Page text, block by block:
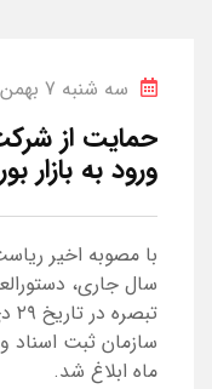
سه شنبه 7 بهمن 1399
حمایت از
ورود به بازار
سازمان ثبت اسناد
ماه ابلاغ شد.